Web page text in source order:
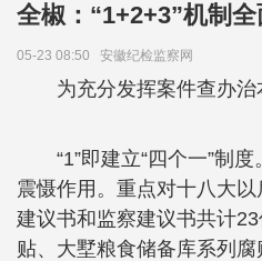
全椒：“1+2+3”机制
05-23 08:50 安徽纪检监察网
为充分发挥案件查办治
“1”即建立“四个一”制
震慑作用。重点对十八大
建议书和监察建议书共计
贴、大墅粮食储备库系列